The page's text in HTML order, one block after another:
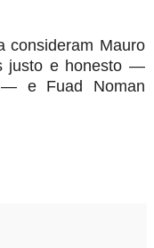
consideram Mauro
justo e honesto —
— e Fuad Noman